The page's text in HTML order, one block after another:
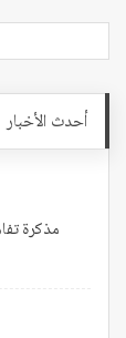
أحدث الأخبار
مذكرة